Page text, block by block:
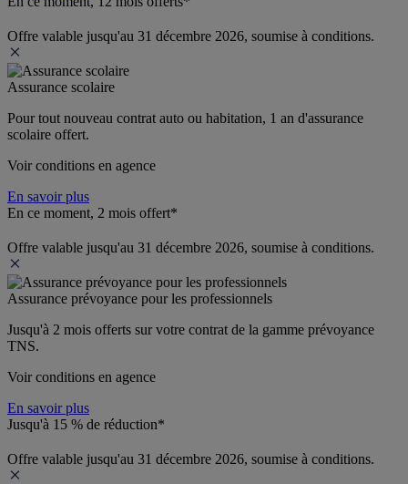
Offre valable jusqu'au 31 décembre 2026, soumise à conditions.
Assurance scolaire
Pour tout nouveau contrat auto ou habitation, 1 an d'assurance
scolaire offert.
Voir conditions en agence
En savoir plus
En ce moment, 2 mois offert*
Offre valable jusqu'au 31 décembre 2026, soumise à conditions.
Assurance prévoyance pour les professionnels
Jusqu'à 2 mois offerts sur votre contrat de la gamme prévoyance
TNS.
Voir conditions en agence
En savoir plus
Jusqu'à 15 % de réduction*
Offre valable jusqu'au 31 décembre 2026, soumise à conditions.